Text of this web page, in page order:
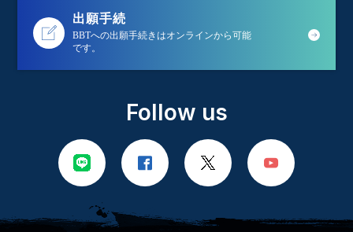
出願手続
BBTへの出願手続きはオンラインから可能
です。
Follow us